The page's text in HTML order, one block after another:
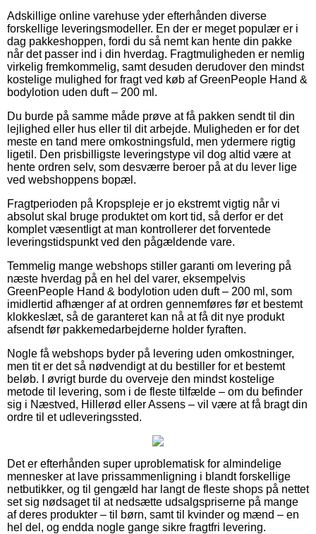
Adskillige online varehuse yder efterhånden diverse
forskellige leveringsmodeller. En der er meget populær er i
dag pakkeshoppen, fordi du så nemt kan hente din pakke
når det passer ind i din hverdag. Fragtmuligheden er nemlig
virkelig fremkommelig, samt desuden derudover den mindst
kostelige mulighed for fragt ved køb af GreenPeople Hand &
bodylotion uden duft – 200 ml.
Du burde på samme måde prøve at få pakken sendt til din
lejlighed eller hus eller til dit arbejde. Muligheden er for det
meste en tand mere omkostningsfuld, men ydermere rigtig
ligetil. Den prisbilligste leveringstype vil dog altid være at
hente ordren selv, som desværre beroer på at du lever lige
ved webshoppens bopæl.
Fragtperioden på Kropspleje er jo ekstremt vigtig når vi
absolut skal bruge produktet om kort tid, så derfor er det
komplet væsentligt at man kontrollerer det forventede
leveringstidspunkt ved den pågældende vare.
Temmelig mange webshops stiller garanti om levering på
næste hverdag på en hel del varer, eksempelvis
GreenPeople Hand & bodylotion uden duft – 200 ml, som
imidlertid afhænger af at ordren gennemføres før et bestemt
klokkeslæt, så de garanteret kan nå at få dit nye produkt
afsendt før pakkemedarbejderne holder fyraften.
Nogle få webshops byder på levering uden omkostninger,
men tit er det så nødvendigt at du bestiller for et bestemt
beløb. I øvrigt burde du overveje den mindst kostelige
metode til levering, som i de fleste tilfælde – om du befinder
sig i Næstved, Hillerød eller Assens – vil være at få bragt din
ordre til et udleveringssted.
Det er efterhånden super uproblematisk for almindelige
mennesker at lave prissammenligning i blandt forskellige
netbutikker, og til gengæld har langt de fleste shops på nettet
set sig nødsaget til at nedsætte udsalgspriserne på mange
af deres produkter – til børn, samt til kvinder og mænd – en
hel del, og endda nogle gange sikre fragtfri levering.